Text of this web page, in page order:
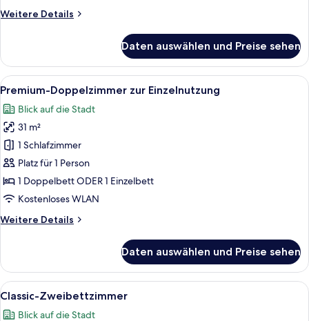
2
Weitere Details
Weitere
Doppelzimmer
zur
Einzelnutzung,
Doppelbett
oder
Einzelbetten
Daten auswählen und Preise sehen
Alle
Fotos
für
Premium-
Doppelzimmer
zur
Einzelnutzung
anzeigen
Hochwertige Bettwaren, Minibar,
7
Premium-Doppelzimmer zur Einzelnutzung
Blick auf die Stadt
31 m²
1 Schlafzimmer
Platz für 1 Person
1 Doppelbett ODER 1 Einzelbett
Kostenloses WLAN
Weitere Details
Weitere
Doppelzimmer
zur
Einzelnutzung
Daten auswählen und Preise sehen
Alle
Fotos
Ein modernes Hotelzimmer mit
2
Classic-Zweibettzimmer
Blick auf die Stadt